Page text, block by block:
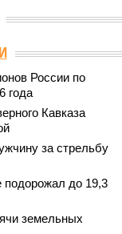
России по
года
Кавказа
за стрельбу
до 19,3
земельных